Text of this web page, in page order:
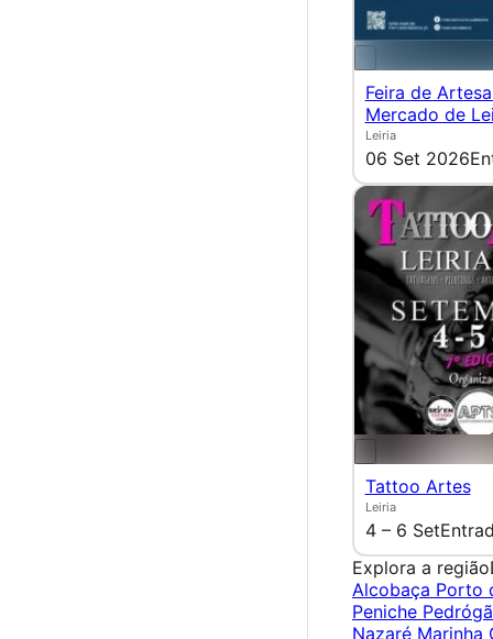
Feira de
Mercado de
Leiria
06 Set 2026
Tattoo Artes
Leiria
4 – 6 Set
Explora a região
Alcobaça Porto
Peniche
Nazaré Marinha